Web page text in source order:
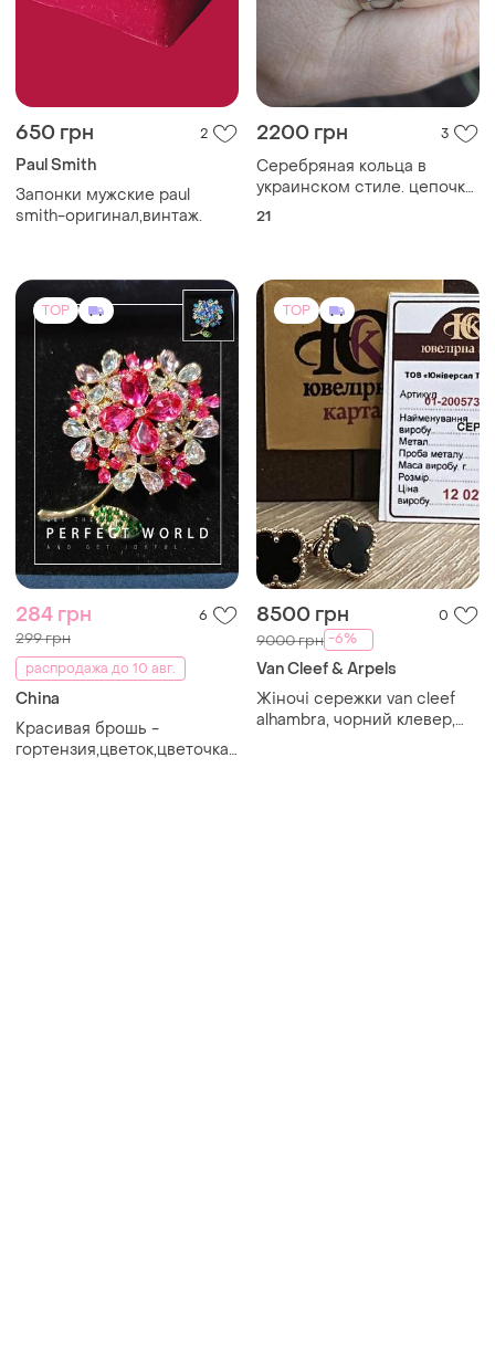
650 грн 2
Paul Smith
Запонки мужские paul
smith-оригинал,винтаж.
2200 грн 3
Серебряная кольца в
украинском стиле. цепочку
в подарок
21
TOP
284 грн 6
299 грн
распродажа до 10 авг.
China
Красивая брошь -
гортензия,цветок,цветочка,цветы
TOP
8500 грн 0
9000 грн -6%
Van Cleef & Arpels
Жіночі сережки van cleef
alhambra, чорний клевер,